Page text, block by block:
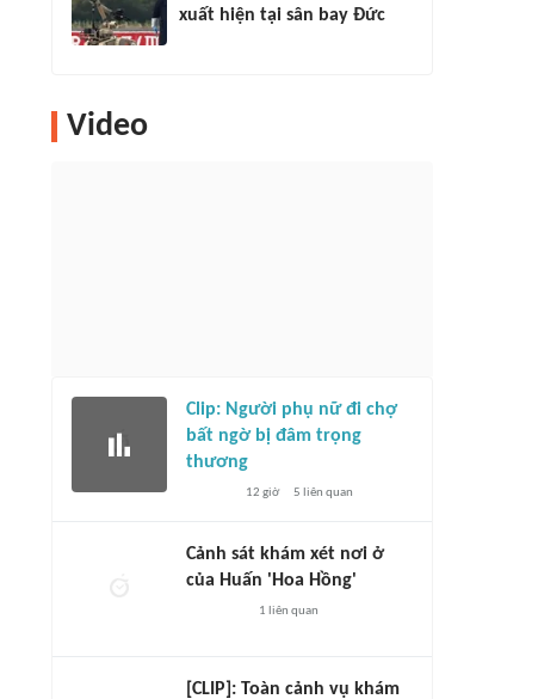
xuất hiện tại sân bay Đức
Video
Clip: Người phụ nữ đi chợ
bất ngờ bị đâm trọng
thương
12 giờ 5 liên quan
Cảnh sát khám xét nơi ở
của Huấn 'Hoa Hồng'
1 liên quan
[CLIP]: Toàn cảnh vụ khám